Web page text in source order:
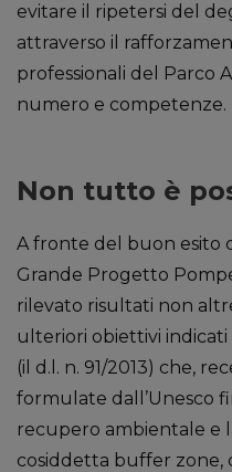
evitare il ripetersi del
attraverso il
professionali del Parco
numero e competenze.
Non tutto è
A fronte del buon esito
Grande Progetto
rilevato risultati non
ulteriori obiettivi
(il d.l. n. 91/2013) che,
formulate dall’Unesco
recupero ambientale e
cosiddetta buffer zone,